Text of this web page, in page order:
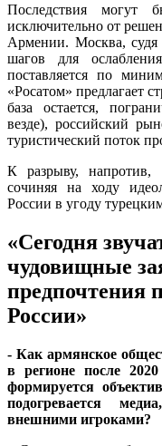
Последствия могут
исключительно от
Армении. Москва,
шагов для
поставляется по
«Росатом» предлагает
база остается,
везде), российский
туристический поток
К разрыву, напротив,
сочиняя на ходу
России в угоду
«Сегодня
чудовищные
предпочтения
России»
- Как армянское
в регионе после
формируется
подогревается
внешними игроками?